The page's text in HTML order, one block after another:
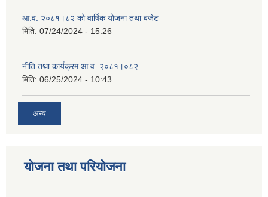
आ.व. २०८१।८२ को वार्षिक योजना तथा बजेट
मिति: 07/24/2024 - 15:26
नीति तथा कार्यक्रम आ.व. २०८१।०८२
मिति: 06/25/2024 - 10:43
अन्य
योजना तथा परियोजना